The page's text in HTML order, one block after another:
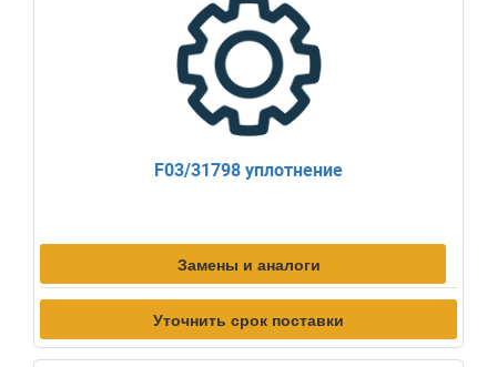
F03/31798 уплотнение
Замены и аналоги
Уточнить срок поставки